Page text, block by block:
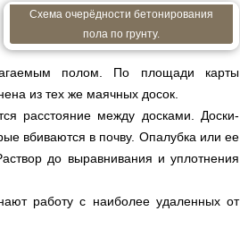
Схема очерёдности бетонирования
пола по грунту.
полом. По площади карты
из тех же маячных досок.
расстояние между досками. Доски-
вбиваются в почву. Опалубка или ее
до выравнивания и уплотнения
работу с наиболее удаленных от